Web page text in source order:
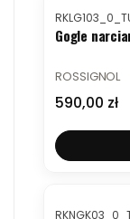
Kod produktu
Gogle
PRODUCENT
ROSSIGNOL
Cena
590,00 zł
Kod produktu